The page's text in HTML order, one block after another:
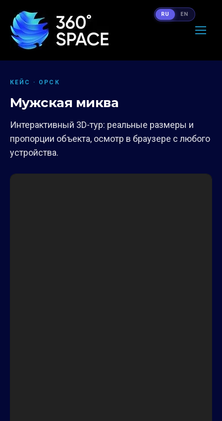
КЕЙС · ОРСК
Мужская миква
Интерактивный 3D-тур: реальные размеры и
пропорции объекта, осмотр в браузере с любого
устройства.
RU EN